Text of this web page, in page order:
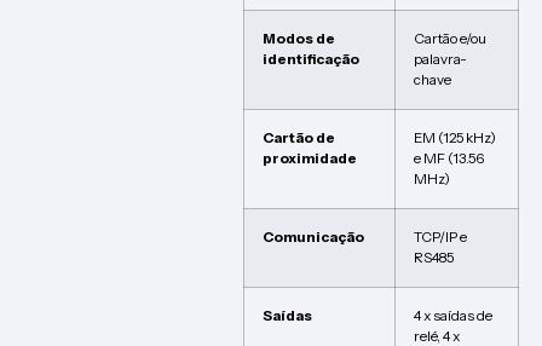
Modos de
identificação
Cartão e/ou
palavra-
chave
Cartão de
proximidade
EM (125 kHz)
e MF (13.56
MHz)
Comunicação
TCP/IP e
RS485
Saídas
4 x saídas de
relé, 4 x